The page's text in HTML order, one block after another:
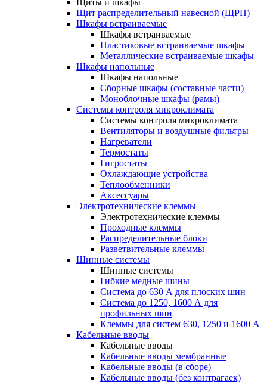
Щиты и шкафы
Щит распределительный навесной (ЩРН)
Шкафы встраиваемые
Шкафы встраиваемые
Пластиковые встраиваемые шкафы
Металлические встраиваемые шкафы
Шкафы напольные
Шкафы напольные
Сборные шкафы (составные части)
Моноблочные шкафы (рамы)
Системы контроля микроклимата
Системы контроля микроклимата
Вентиляторы и воздушные фильтры
Нагреватели
Термостаты
Гигростаты
Охлаждающие устройства
Теплообменники
Аксессуары
Электротехнические клеммы
Электротехнические клеммы
Проходные клеммы
Распределительные блоки
Разветвительные клеммы
Шинные системы
Шинные системы
Гибкие медные шины
Система до 630 А для плоских шин
Система до 1250, 1600 А для
профильных шин
Клеммы для систем 630, 1250 и 1600 А
Кабельные вводы
Кабельные вводы
Кабельные вводы мембранные
Кабельные вводы (в сборе)
Кабельные вводы (без контрагаек)